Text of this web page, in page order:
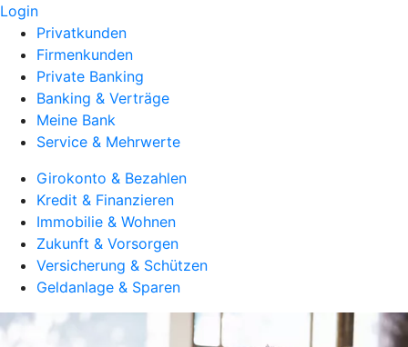
Login
Privatkunden
Firmenkunden
Private Banking
Banking & Verträge
Meine Bank
Service & Mehrwerte
Girokonto & Bezahlen
Kredit & Finanzieren
Immobilie & Wohnen
Zukunft & Vorsorgen
Versicherung & Schützen
Geldanlage & Sparen